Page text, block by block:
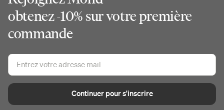
obtenez -10% sur votre première
commande
Continuer pour s'inscrire